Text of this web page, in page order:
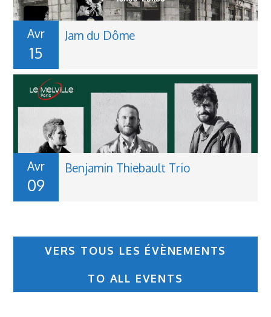
Avr
15
Jam du Dôme
Avr
09
Benjamin Thiebault Trio
VERS TOUS LES ÉVÈNEMENTS
TO ALL EVENTS